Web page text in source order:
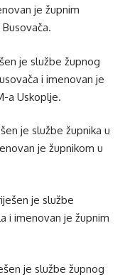
je župnim
je službe župnog
i imenovan je
a Uskoplje.
je službe župnika u
je župnikom u
je službe
i imenovan je župnim
je službe župnog